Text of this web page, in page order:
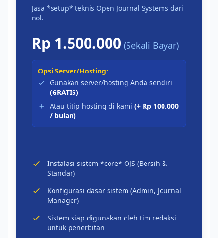
Jasa *setup* teknis Open Journal Systems dari
nol.
Rp 1.500.000 (Sekali Bayar)
Opsi Server/Hosting:
Gunakan server/hosting Anda sendiri
(GRATIS)
Atau titip hosting di kami (+ Rp 100.000
/ bulan)
Instalasi sistem *core* OJS (Bersih &
Standar)
Konfigurasi dasar sistem (Admin, Journal
Manager)
Sistem siap digunakan oleh tim redaksi
untuk penerbitan